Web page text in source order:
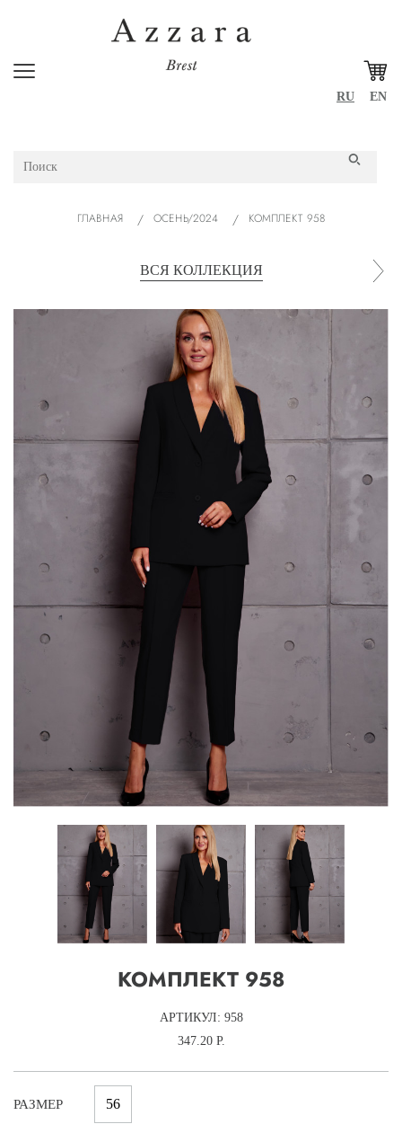
RU EN
ГЛАВНАЯ ОСЕНЬ/2024 КОМПЛЕКТ 958
ВСЯ КОЛЛЕКЦИЯ
КОМПЛЕКТ 958
АРТИКУЛ: 958
347.20 Р.
РАЗМЕР 56